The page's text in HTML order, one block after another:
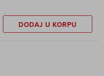
DODAJ U KORPU